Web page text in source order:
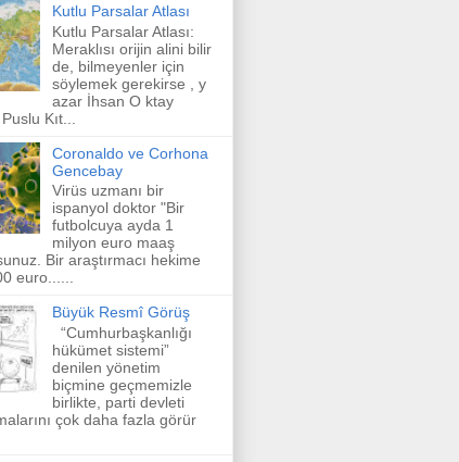
Kutlu Parsalar Atlası
Kutlu Parsalar Atlası:
Meraklısı orijin alini bilir
de, bilmeyenler için
söylemek gerekirse , y
azar İhsan O ktay
Kıt...
Coronaldo ve Corhona
Gencebay
Virüs uzmanı bir
ispanyol doktor "Bir
futbolcuya ayda 1
milyon euro maaş
Bir araştırmacı hekime
euro......
Büyük Resmî Görüş
“Cumhurbaşkanlığı
hükümet sistemi”
denilen yönetim
biçmine geçmemizle
birlikte, parti devleti
çok daha fazla görür